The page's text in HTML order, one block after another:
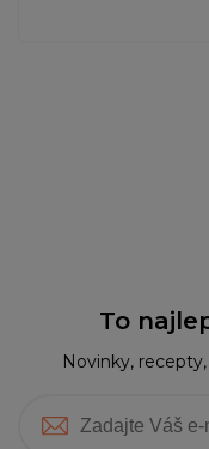
To
Novinky,